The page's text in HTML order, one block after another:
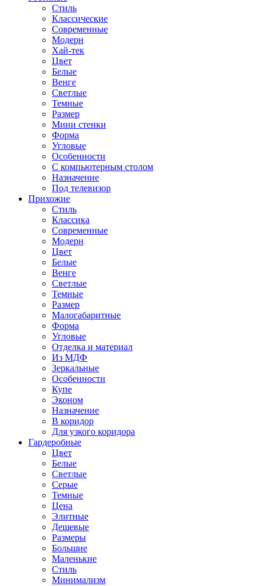
Стиль
Классические
Современные
Модерн
Хай-тек
Цвет
Белые
Венге
Светлые
Темные
Размер
Мини стенки
Форма
Угловые
Особенности
С компьютерным столом
Назначение
Под телевизор
Прихожие
Стиль
Классика
Современные
Модерн
Цвет
Белые
Венге
Светлые
Темные
Размер
Малогабаритные
Форма
Угловые
Отделка и материал
Из МДФ
Зеркальные
Особенности
Купе
Эконом
Назначение
В коридор
Для узкого коридора
Гардеробные
Цвет
Белые
Светлые
Серые
Темные
Цена
Элитные
Дешевые
Размеры
Большие
Маленькие
Стиль
Минимализм